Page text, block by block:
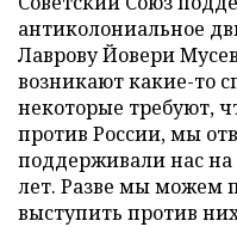
антиколониальное
Лаврову Йовери
возникают какие-то
некоторые требуют,
против России, мы
поддерживали нас
лет. Разве мы можем
выступить против